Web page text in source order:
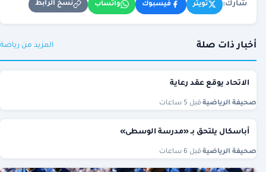
شارك: تويتر فيسبوك واتساب نسخ الرابط
أخبار ذات صلة المزيد من رياضة
الاتحاد يوقع عقد رعاية
صحيفة الرياضية قبل 5 ساعات
أباسكال يلتحق بـ «مدرسة الوسطى»
صحيفة الرياضية قبل 6 ساعات